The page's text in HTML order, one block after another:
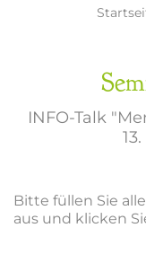
INFO-Talk
Bitte füllen Sie
aus und klicken